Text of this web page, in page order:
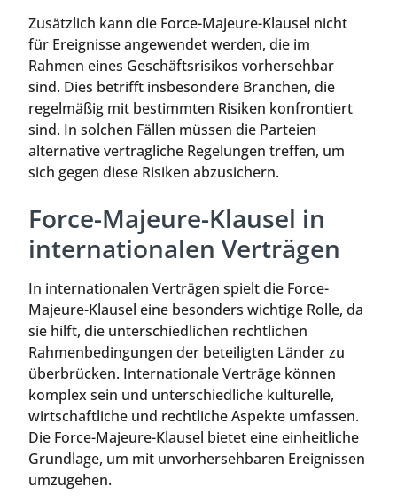
Zusätzlich kann die Force-Majeure-Klausel nicht
für Ereignisse angewendet werden, die im
Rahmen eines Geschäftsrisikos vorhersehbar
sind. Dies betrifft insbesondere Branchen, die
regelmäßig mit bestimmten Risiken konfrontiert
sind. In solchen Fällen müssen die Parteien
alternative vertragliche Regelungen treffen, um
sich gegen diese Risiken abzusichern.
Force-Majeure-Klausel in
internationalen Verträgen
In internationalen Verträgen spielt die Force-
Majeure-Klausel eine besonders wichtige Rolle, da
sie hilft, die unterschiedlichen rechtlichen
Rahmenbedingungen der beteiligten Länder zu
überbrücken. Internationale Verträge können
komplex sein und unterschiedliche kulturelle,
wirtschaftliche und rechtliche Aspekte umfassen.
Die Force-Majeure-Klausel bietet eine einheitliche
Grundlage, um mit unvorhersehbaren Ereignissen
umzugehen.